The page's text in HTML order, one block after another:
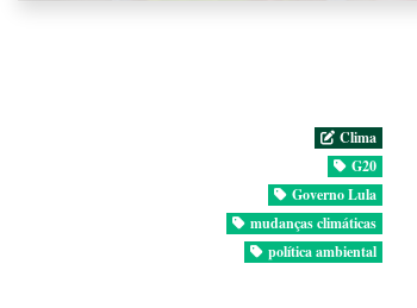
Clima
G20
Governo Lula
mudanças climáticas
política ambiental